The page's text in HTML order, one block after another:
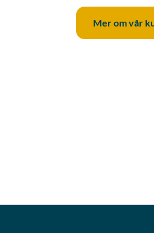
Mer om vår